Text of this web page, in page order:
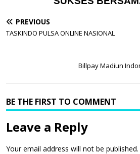
PREVIOUS
TASKINDO PULSA ONLINE NASIONAL
Billpay Madiun
BE THE FIRST TO COMMENT
Leave a Reply
Your email address will not be published.